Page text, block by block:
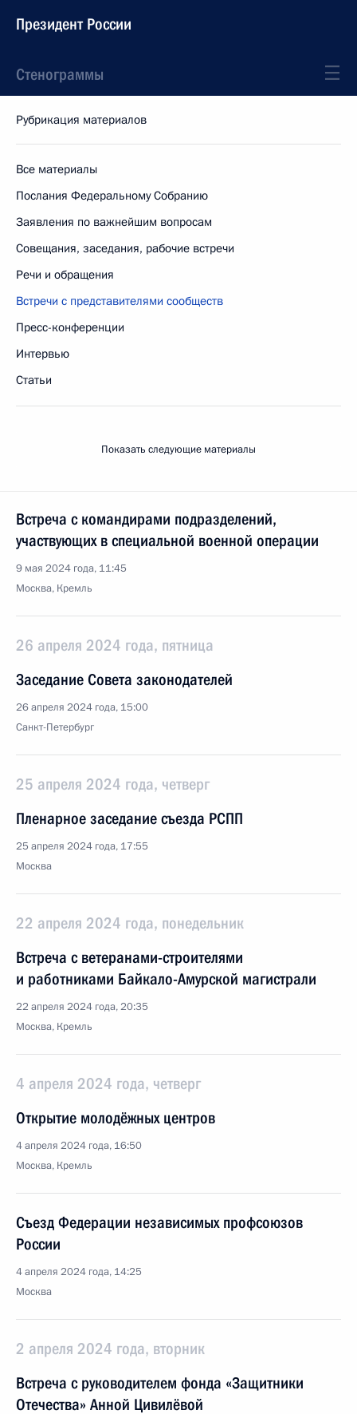
Президент России
Стенограммы
Рубрикация материалов
Все материалы
Послания Федеральному Собранию
Заявления по важнейшим вопросам
Совещания, заседания, рабочие встречи
Речи и обращения
Встречи с представителями сообществ
Пресс-конференции
Интервью
Статьи
Показать следующие материалы
Встреча с командирами подразделений,
участвующих в специальной военной операции
9 мая 2024 года, 11:45
Москва, Кремль
26 апреля 2024 года, пятница
Заседание Совета законодателей
26 апреля 2024 года, 15:00
Санкт-Петербург
25 апреля 2024 года, четверг
Пленарное заседание съезда РСПП
25 апреля 2024 года, 17:55
Москва
22 апреля 2024 года, понедельник
Встреча с ветеранами-строителями
и работниками Байкало-Амурской магистрали
22 апреля 2024 года, 20:35
Москва, Кремль
4 апреля 2024 года, четверг
Открытие молодёжных центров
4 апреля 2024 года, 16:50
Москва, Кремль
Съезд Федерации независимых профсоюзов
России
4 апреля 2024 года, 14:25
Москва
2 апреля 2024 года, вторник
Встреча с руководителем фонда «Защитники
Отечества» Анной Цивилёвой